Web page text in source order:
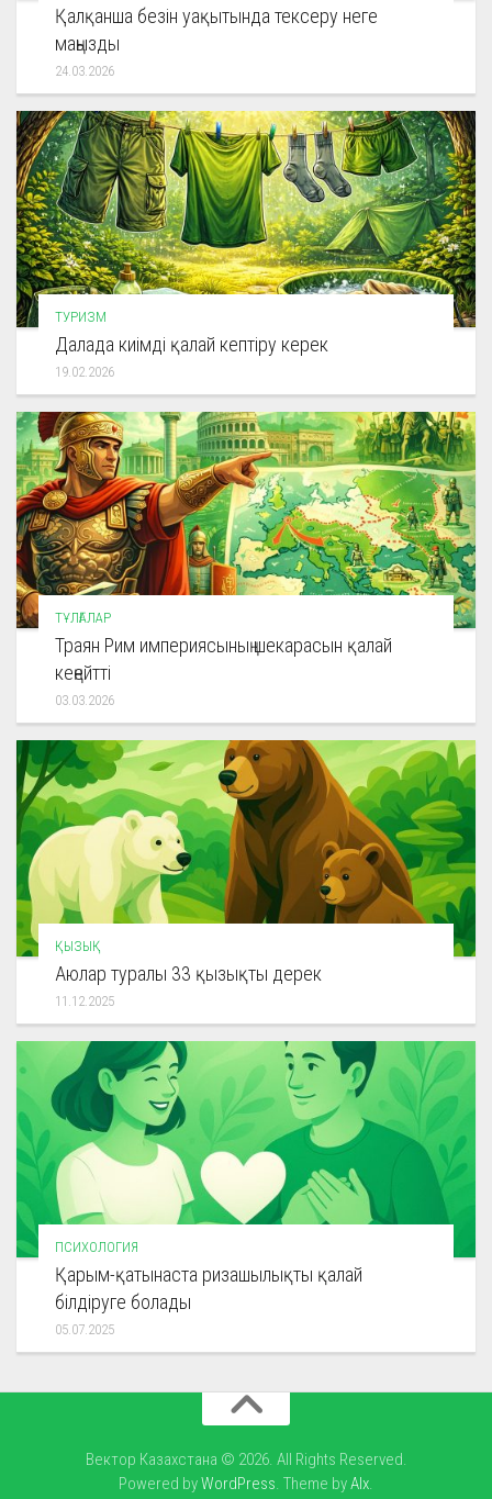
Қалқанша безін уақытында тексеру неге
маңызды
24.03.2026
ТУРИЗМ
Далада киімді қалай кептіру керек
19.02.2026
ТҰЛҒАЛАР
Траян Рим империясының шекарасын қалай
кеңейтті
03.03.2026
ҚЫЗЫҚ
Аюлар туралы 33 қызықты дерек
11.12.2025
ПСИХОЛОГИЯ
Қарым-қатынаста ризашылықты қалай
білдіруге болады
05.07.2025
Вектор Казахстана © 2026. All Rights Reserved.
Powered byWordPress. Theme byAlx.